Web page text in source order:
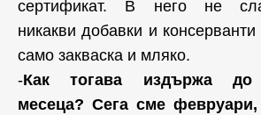
сертификат. В него не
никакви добавки и
само закваска и мляко.
-Как тогава издържа
месеца? Сега сме